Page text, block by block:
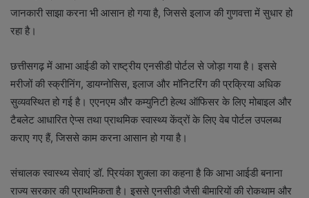
जानकारी साझा करना भी आसान हो गया है, जिससे इलाज की गुणवत्ता में सुधार हो
रहा है।
छत्तीसगढ़ में आभा आईडी को राष्ट्रीय एनसीडी पोर्टल से जोड़ा गया है। इससे
मरीजों की स्क्रीनिंग, डायग्नोसिस, इलाज और मॉनिटरिंग की प्रक्रिया अधिक
सुव्यवस्थित हो गई है। एएनएम और कम्युनिटी हेल्थ ऑफिसर के लिए मोबाइल और
टैबलेट आधारित ऐप्स तथा प्राथमिक स्वास्थ्य केंद्रों के लिए वेब पोर्टल उपलब्ध
कराए गए हैं, जिससे काम करना आसान हो गया है।
संचालक स्वास्थ्य सेवाएं डॉ. प्रियंका शुक्ला का कहना है कि आभा आईडी बनाना
राज्य सरकार की प्राथमिकता है। इससे एनसीडी जैसी बीमारियों की रोकथाम और